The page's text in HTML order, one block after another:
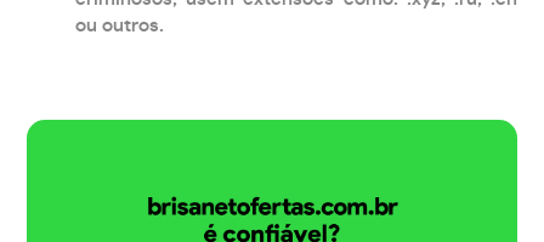
ou outros.